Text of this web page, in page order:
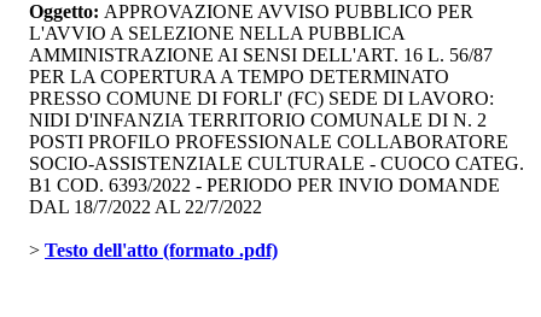
Oggetto: APPROVAZIONE AVVISO PUBBLICO PER
L'AVVIO A SELEZIONE NELLA PUBBLICA
AMMINISTRAZIONE AI SENSI DELL'ART. 16 L. 56/87
PER LA COPERTURA A TEMPO DETERMINATO
PRESSO COMUNE DI FORLI' (FC) SEDE DI LAVORO:
NIDI D'INFANZIA TERRITORIO COMUNALE DI N. 2
POSTI PROFILO PROFESSIONALE COLLABORATORE
SOCIO-ASSISTENZIALE CULTURALE - CUOCO CATEG.
B1 COD. 6393/2022 - PERIODO PER INVIO DOMANDE
DAL 18/7/2022 AL 22/7/2022
> Testo dell'atto (formato .pdf)